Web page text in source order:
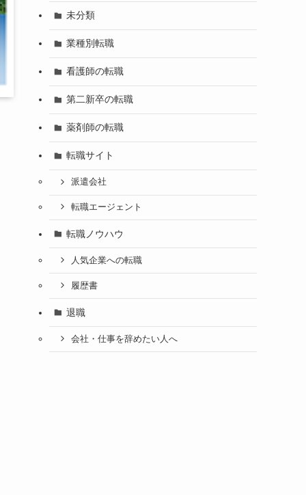
未分類
業種別転職
看護師の転職
第二新卒の転職
薬剤師の転職
転職サイト
派遣会社
転職エージェント
転職ノウハウ
人気企業への転職
履歴書
退職
会社・仕事を辞めたい人へ